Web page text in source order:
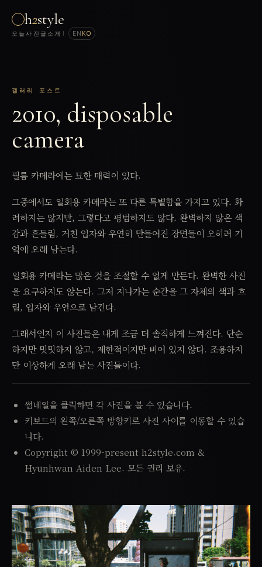
h2style
오늘 사진 글 소개 | EN KO
갤러리 포스트
2010, disposable
camera
필름 카메라에는 묘한 매력이 있다.
그중에서도 일회용 카메라는 또 다른 특별함을 가지고 있다. 화
려하지는 않지만, 그렇다고 평범하지도 않다. 완벽하지 않은 색
감과 흔들림, 거친 입자와 우연히 만들어진 장면들이 오히려 기
억에 오래 남는다.
일회용 카메라는 많은 것을 조절할 수 없게 만든다. 완벽한 사진
을 요구하지도 않는다. 그저 지나가는 순간을 그 자체의 색과 흐
림, 입자와 우연으로 남긴다.
그래서인지 이 사진들은 내게 조금 더 솔직하게 느껴진다. 단순
하지만 밋밋하지 않고, 제한적이지만 비어 있지 않다. 조용하지
만 이상하게 오래 남는 사진들이다.
썸네일을 클릭하면 각 사진을 볼 수 있습니다.
키보드의 왼쪽/오른쪽 방향키로 사진 사이를 이동할 수 있습
니다.
Copyright © 1999-present h2style.com &
Hyunhwan Aiden Lee. 모든 권리 보유.